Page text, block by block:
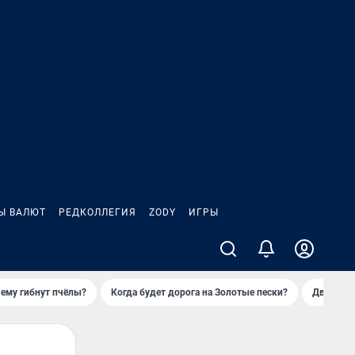
ВАЛЮТ РЕДКОЛЛЕГИЯ ZODY ИГРЫ
гибнут пчёлы? Когда будет дорога на Золотые пески? Двое